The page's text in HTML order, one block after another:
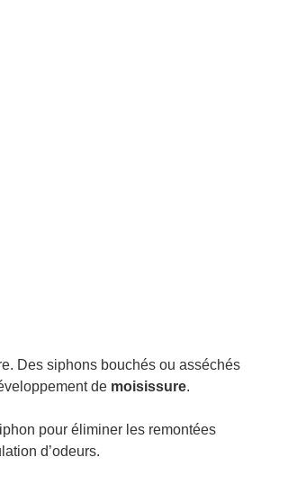
Des siphons bouchés ou asséchés
de moisissure.
pour éliminer les remontées
d’odeurs.